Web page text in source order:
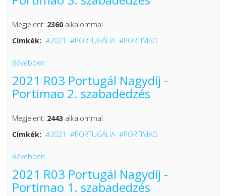
Megjelent: 2360 alkalommal
Címkék:
2021 PORTUGÁLIA PORTIMAO
Bővebben...
2021 R03 Portugál Nagydíj -
Portimao 2. szabadedzés
Megjelent: 2443 alkalommal
Címkék:
2021 PORTUGÁLIA PORTIMAO
Bővebben...
2021 R03 Portugál Nagydíj -
Portimao 1. szabadedzés